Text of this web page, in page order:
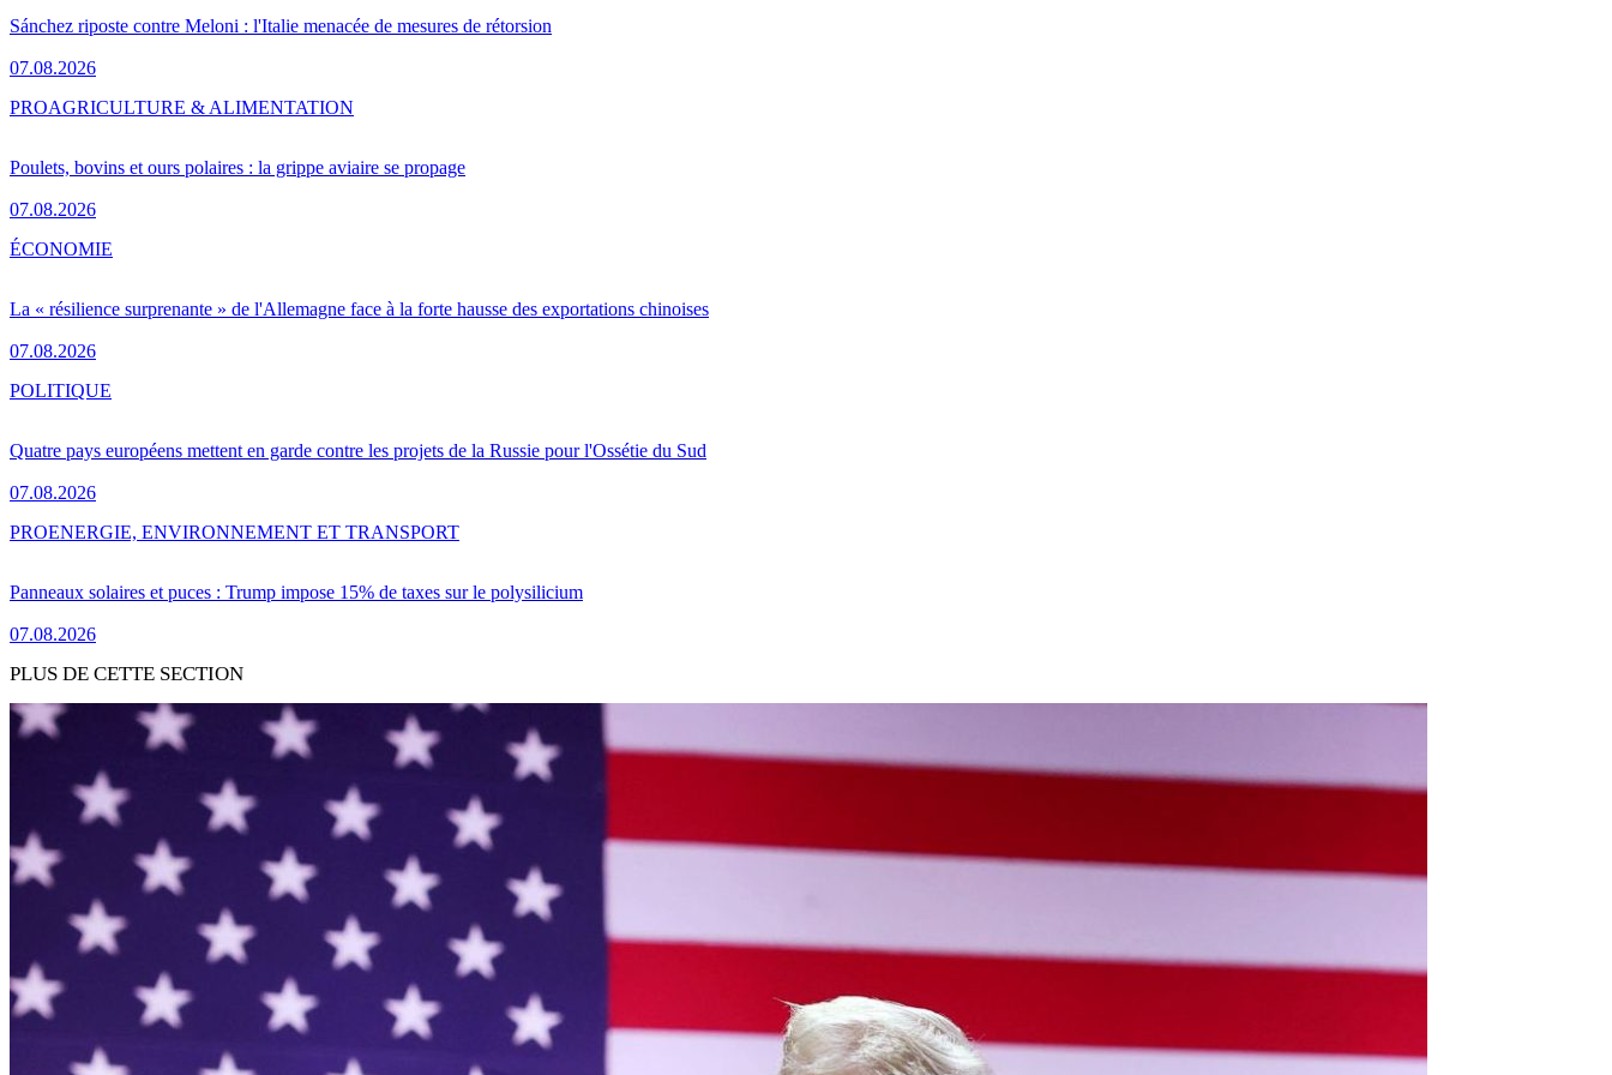
Sánchez riposte contre Meloni : l'Italie menacée de mesures de rétorsion
07.08.2026
Poulets, bovins et ours polaires : la grippe aviaire se propage
07.08.2026
PROAGRICULTURE & ALIMENTATION
La « résilience surprenante » de l'Allemagne face à la forte hausse des exportations chinoises
07.08.2026
ÉCONOMIE
Quatre pays européens mettent en garde contre les projets de la Russie pour l'Ossétie du Sud
07.08.2026
POLITIQUE
Panneaux solaires et puces : Trump impose 15% de taxes sur le polysilicium
07.08.2026
PROENERGIE, ENVIRONNEMENT ET TRANSPORT
PLUS DE CETTE SECTION